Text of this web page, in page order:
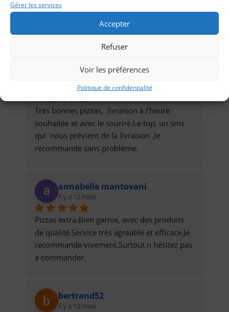
Gérer les services
Accepter
Refuser
Voir les préférences
Politique de confidentialité
rapide et efficace !
Mireille Michelle
il y a 11 mois
Très bonnes pizzas,  livraison à l'heure
souhaitée et avec le sourire.Le top, un sms
qui  nous prévient de la livraison .Je
recommande sans problème.
annabelle mantovani
il y a 12 mois
Pizzas extra.Bien garnie, avec des produits
de qualité.Service très agréable et efficace.Je
recommande vivement.Surtout n hésitez pas
a commander.
bertrand52
il y a 12 mois